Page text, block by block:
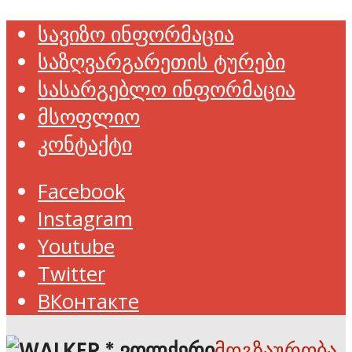
სავიზო ინფორმაცია
საზღვარგარეთის ტურები
სასარგებლო ინფორმაცია
მსოფლიო
კონტაქტი
Facebook
Instagram
Youtube
Twitter
ВКонтакте